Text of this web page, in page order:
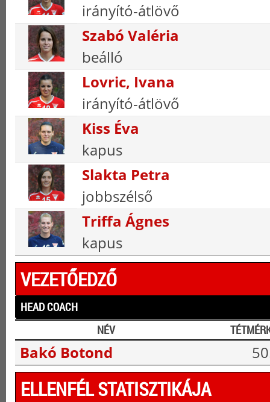
irányító-átlövő
Szabó Valéria
beálló
Lovric, Ivana
irányító-átlövő
Kiss Éva
kapus
Slakta Petra
jobbszélső
Triffa Ágnes
kapus
VEZETŐEDZŐ
HEAD COACH
NÉV
Bakó Botond
ELLENFÉL STATISZTIKÁJA